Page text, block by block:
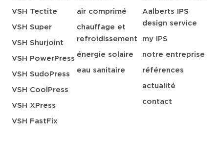
VSH Tectite
VSH Super
VSH Shurjoint
VSH PowerPress
VSH SudoPress
VSH CoolPress
VSH XPress
VSH FastFix
air comprimé
chauffage et
refroidissement
énergie solaire
eau sanitaire
Aalberts IPS
design service
my IPS
notre entreprise
références
actualité
contact